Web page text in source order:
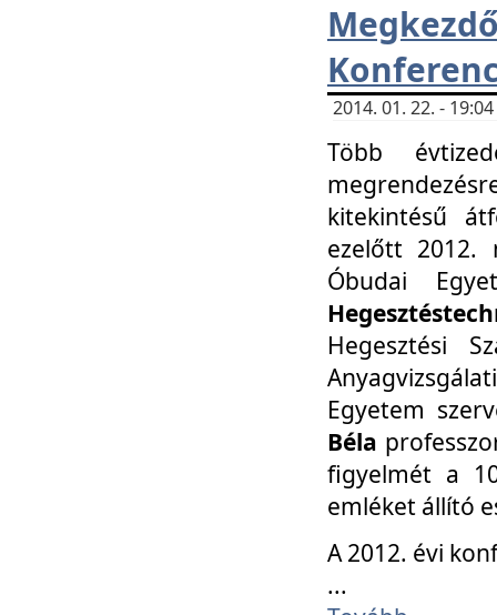
2014. 01. 22. -
Több
kitekintésű
ezelőtt 2012.
Óbudai
Hegesztési
Egyetem
Béla
figyelmét a
emléket állító
A 2012. évi
...